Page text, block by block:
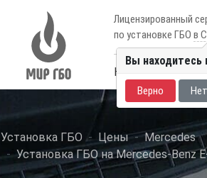
Лицензированный
по установке ГБО в
Каталог авто
Установка ГБО Цены
Mercedes
Установка ГБО на Mercedes-Benz
Вы находитесь
Верно